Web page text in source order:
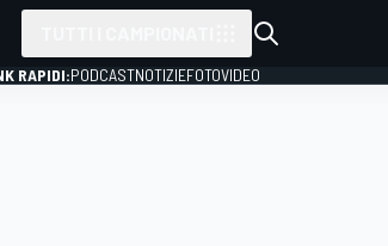
RAPIDI:PODCASTNOTIZIEFOTOVIDEO